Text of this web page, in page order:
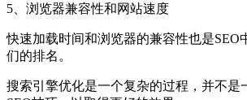
5、浏览器兼容性和网站速度
快速加载时间和浏览器的兼容性也是
们的排名。
搜索引擎优化是一个复杂的过程，并不